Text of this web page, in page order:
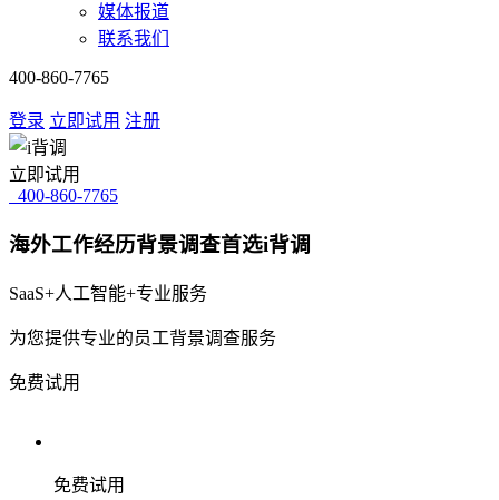
媒体报道
联系我们
400-860-7765
登录 立即试用 注册
立即试用
400-860-7765
海外工作经历背景调查首选i背调
SaaS+人工智能+专业服务
为您提供专业的员工背景调查服务
免费试用
免费试用